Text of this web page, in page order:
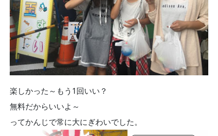
楽しかった～もう1回いい？
無料だからいいよ～
ってかんじで常に大にぎわいでした。